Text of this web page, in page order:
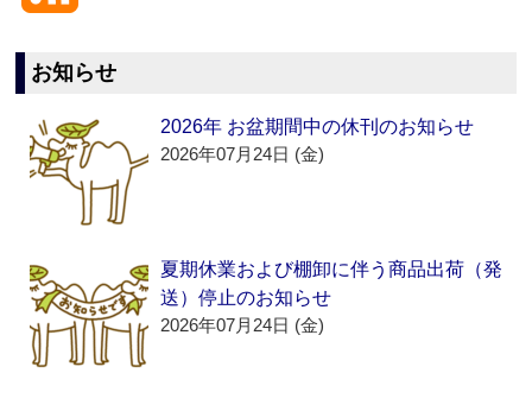
お知らせ
2026年 お盆期間中の休刊のお知らせ
2026年07月24日 (金)
夏期休業および棚卸に伴う商品出荷（発
送）停止のお知らせ
2026年07月24日 (金)